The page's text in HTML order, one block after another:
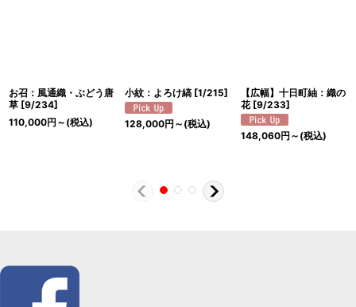
お召：風通織・ぶどう唐
草 [9/234]
110,000円 ～ (税込)
小紋：よろけ縞 [1/215]
128,000円 ～ (税込)
【広幅】十日町紬：織の
花 [9/233]
148,060円 ～ (税込)